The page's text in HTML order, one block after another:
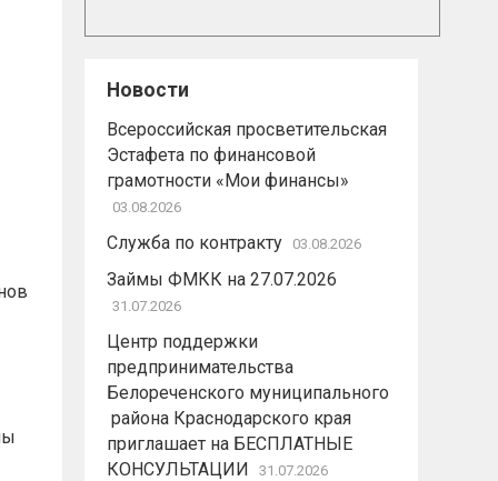
Новости
Всероссийская просветительская
Эстафета по финансовой
грамотности «Мои финансы»
03.08.2026
Служба по контракту 03.08.2026
Займы ФМКК на 27.07.2026
31.07.2026
Центр поддержки
предпринимательства
Белореченского муниципального
района Краснодарского края
приглашает на БЕСПЛАТНЫЕ
КОНСУЛЬТАЦИИ
31.07.2026